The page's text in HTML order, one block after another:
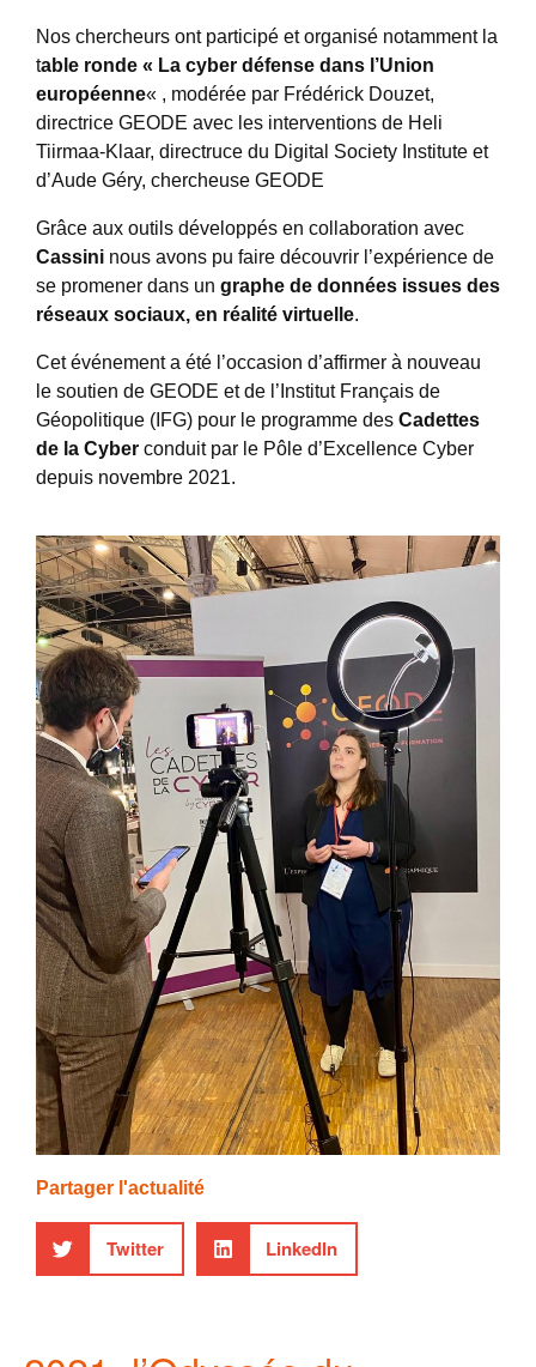
Nos chercheurs ont participé et organisé notamment la
table ronde « La cyber défense dans l’Union
européenne« , modérée par Frédérick Douzet,
directrice GEODE avec les interventions de Heli
Tiirmaa-Klaar, directruce du Digital Society Institute et
d’Aude Géry, chercheuse GEODE
Grâce aux outils développés en collaboration avec
Cassini nous avons pu faire découvrir l’expérience de
se promener dans un graphe de données issues des
réseaux sociaux, en réalité virtuelle.
Cet événement a été l’occasion d’affirmer à nouveau
le soutien de GEODE et de l’Institut Français de
Géopolitique (IFG) pour le programme des Cadettes
de la Cyber conduit par le Pôle d’Excellence Cyber
depuis novembre 2021.
Partager l'actualité
Twitter LinkedIn